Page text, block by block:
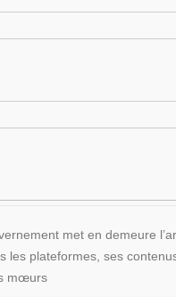
met en demeure
les plateformes, ses
mœurs